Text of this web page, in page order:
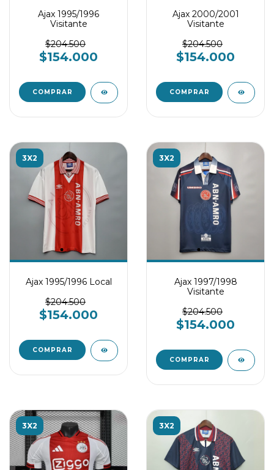
Ajax 1995/1996
Visitante
$204.500
$154.000
COMPRAR
Ajax 2000/2001
Visitante
$204.500
$154.000
COMPRAR
3X2
Ajax 1995/1996 Local
$204.500
$154.000
COMPRAR
3X2
Ajax 1997/1998
Visitante
$204.500
$154.000
COMPRAR
3X2 3X2